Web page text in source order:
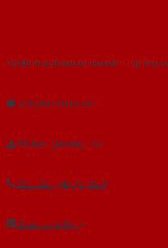
Với kinh nghiệm nhiêu năm nghiên
Âu.Chúng tôi tự tin là nhà sản xuất &
Gửi yêu cầu tư vấn
Tải báo giá tổng hợp
Yêu cầu gọi lại (3 phút)
Dành cho đại lý